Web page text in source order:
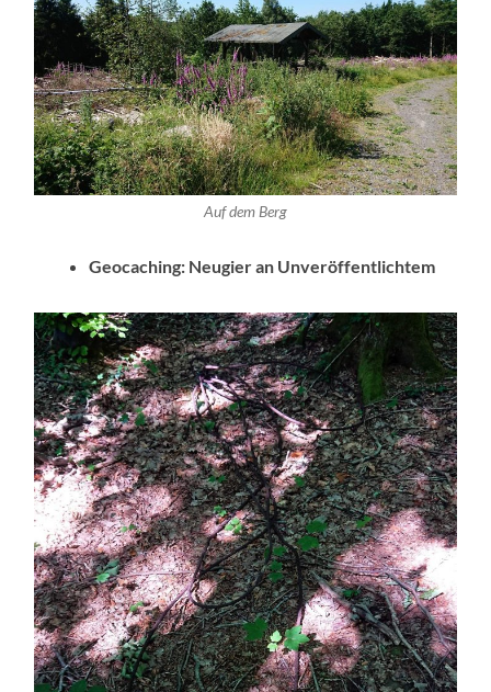
Auf dem Berg
Geocaching: Neugier an Unveröffentlichtem